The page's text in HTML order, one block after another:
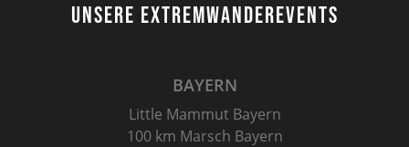
UNSERE EXTREMWANDEREVENTS
BAYERN
Little Mammut Bayern
100 km Marsch Bayern